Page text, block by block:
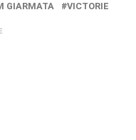
GIARMATA VICTORIE